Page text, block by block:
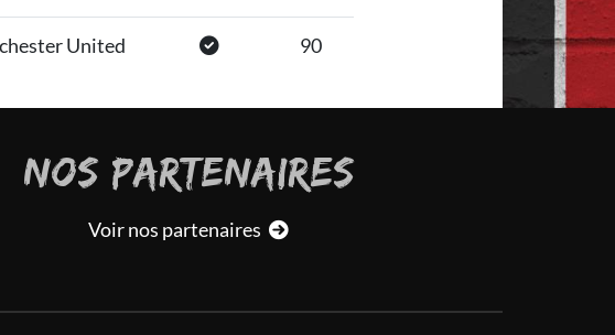
United 90
NOS PARTENAIRES
Voir nos partenaires